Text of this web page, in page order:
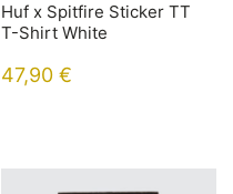
Huf x Spitfire Sticker TT
T-Shirt White
47,90 €